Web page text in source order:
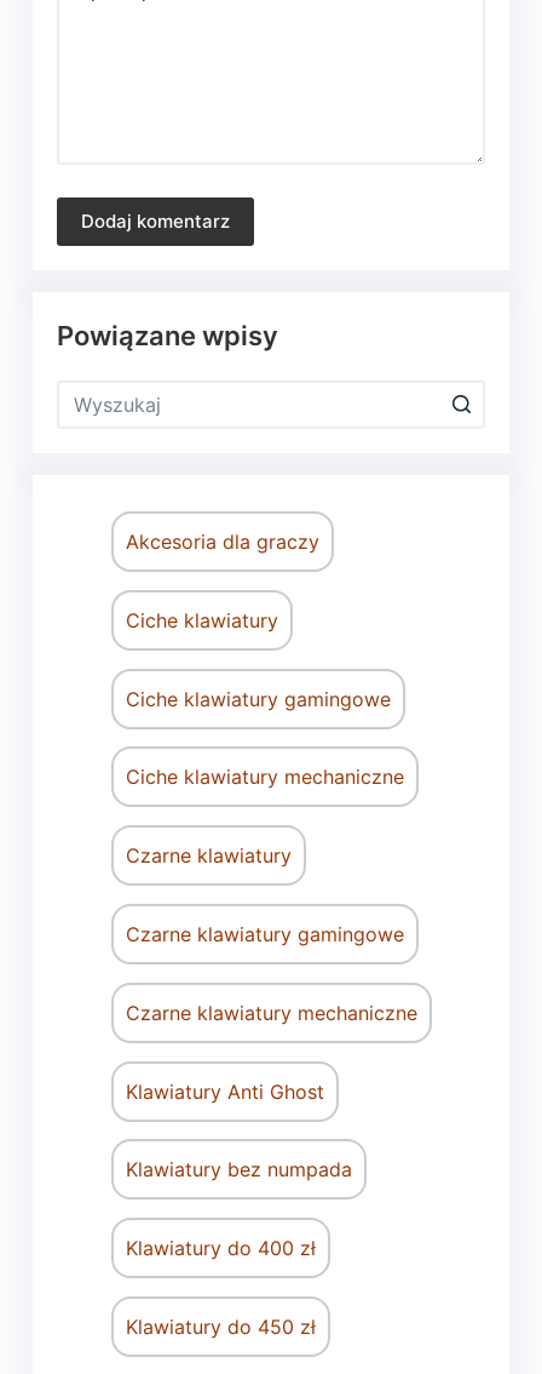
Dodaj komentarz
Powiązane wpisy
Akcesoria dla graczy
Ciche klawiatury
Ciche klawiatury gamingowe
Ciche klawiatury mechaniczne
Czarne klawiatury
Czarne klawiatury gamingowe
Czarne klawiatury mechaniczne
Klawiatury Anti Ghost
Klawiatury bez numpada
Klawiatury do 400 zł
Klawiatury do 450 zł